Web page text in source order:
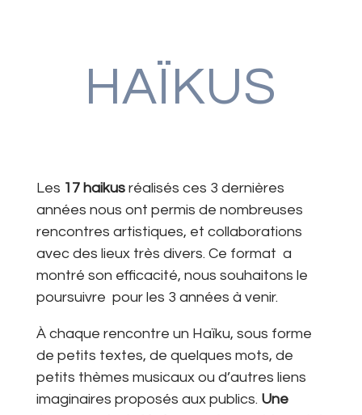
HAÏKUS
Les 17 haikusréalisés ces 3 dernières
années nous ont permis de nombreuses
rencontres artistiques, et collaborations
avec des lieux très divers. Ce format a
montré son efficacité, nous souhaitons le
poursuivre pour les 3 années à venir.
À chaque rencontre un Haïku, sous forme
de petits textes, de quelques mots, de
petits thèmes musicaux ou d’autres liens
imaginaires proposés aux publics. Une